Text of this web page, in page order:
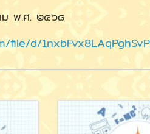
พ.ศ. ๒๕๖๘
d/